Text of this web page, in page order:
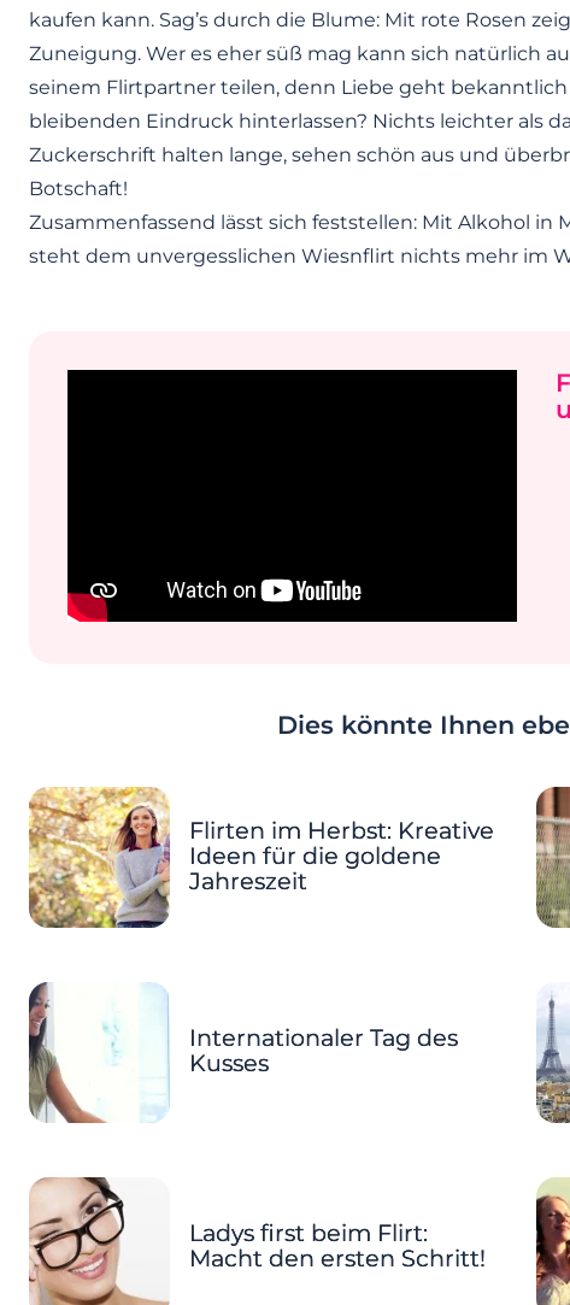
kaufen kann. Sag’s durch die Blume: Mit rote Rosen
Zuneigung. Wer es eher süß mag kann sich natürlich
seinem Flirtpartner teilen, denn Liebe geht
bleibenden Eindruck hinterlassen? Nichts leichter als
Zuckerschrift halten lange, sehen schön aus und
Botschaft!
Zusammenfassend lässt sich feststellen: Mit Alkohol in
steht dem unvergesslichen Wiesnflirt nichts mehr im
Dies könnte Ihnen
Flirten im Herbst: Kreative
Ideen für die goldene
Jahreszeit
Internationaler Tag des
Kusses
Ladys first beim Flirt:
Macht den ersten Schritt!